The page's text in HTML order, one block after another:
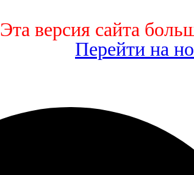
Эта версия сайта
Перейти на